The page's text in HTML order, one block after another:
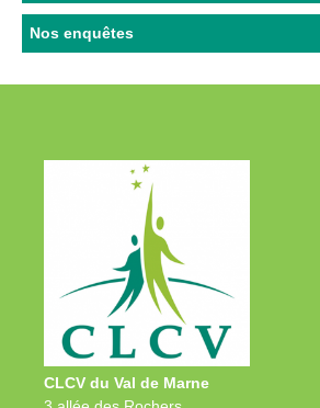
Nos enquêtes
CLCV du Val de Marne